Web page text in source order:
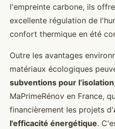
l'empreinte carbone, ils
excellente régulation de
confort thermique en été
Outre les avantages
matériaux écologiques
subventions pour l’isolation
MaPrimeRénov en France,
financièrement les projets d'
l'efficacité énergétique.